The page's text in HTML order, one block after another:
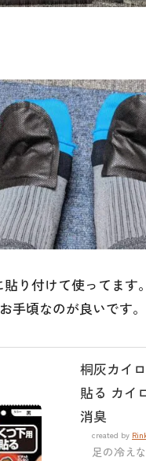
り付けて使ってます
手頃なのが良いです。
桐灰カイ
貼る カイ
消臭
created by
足の冷え